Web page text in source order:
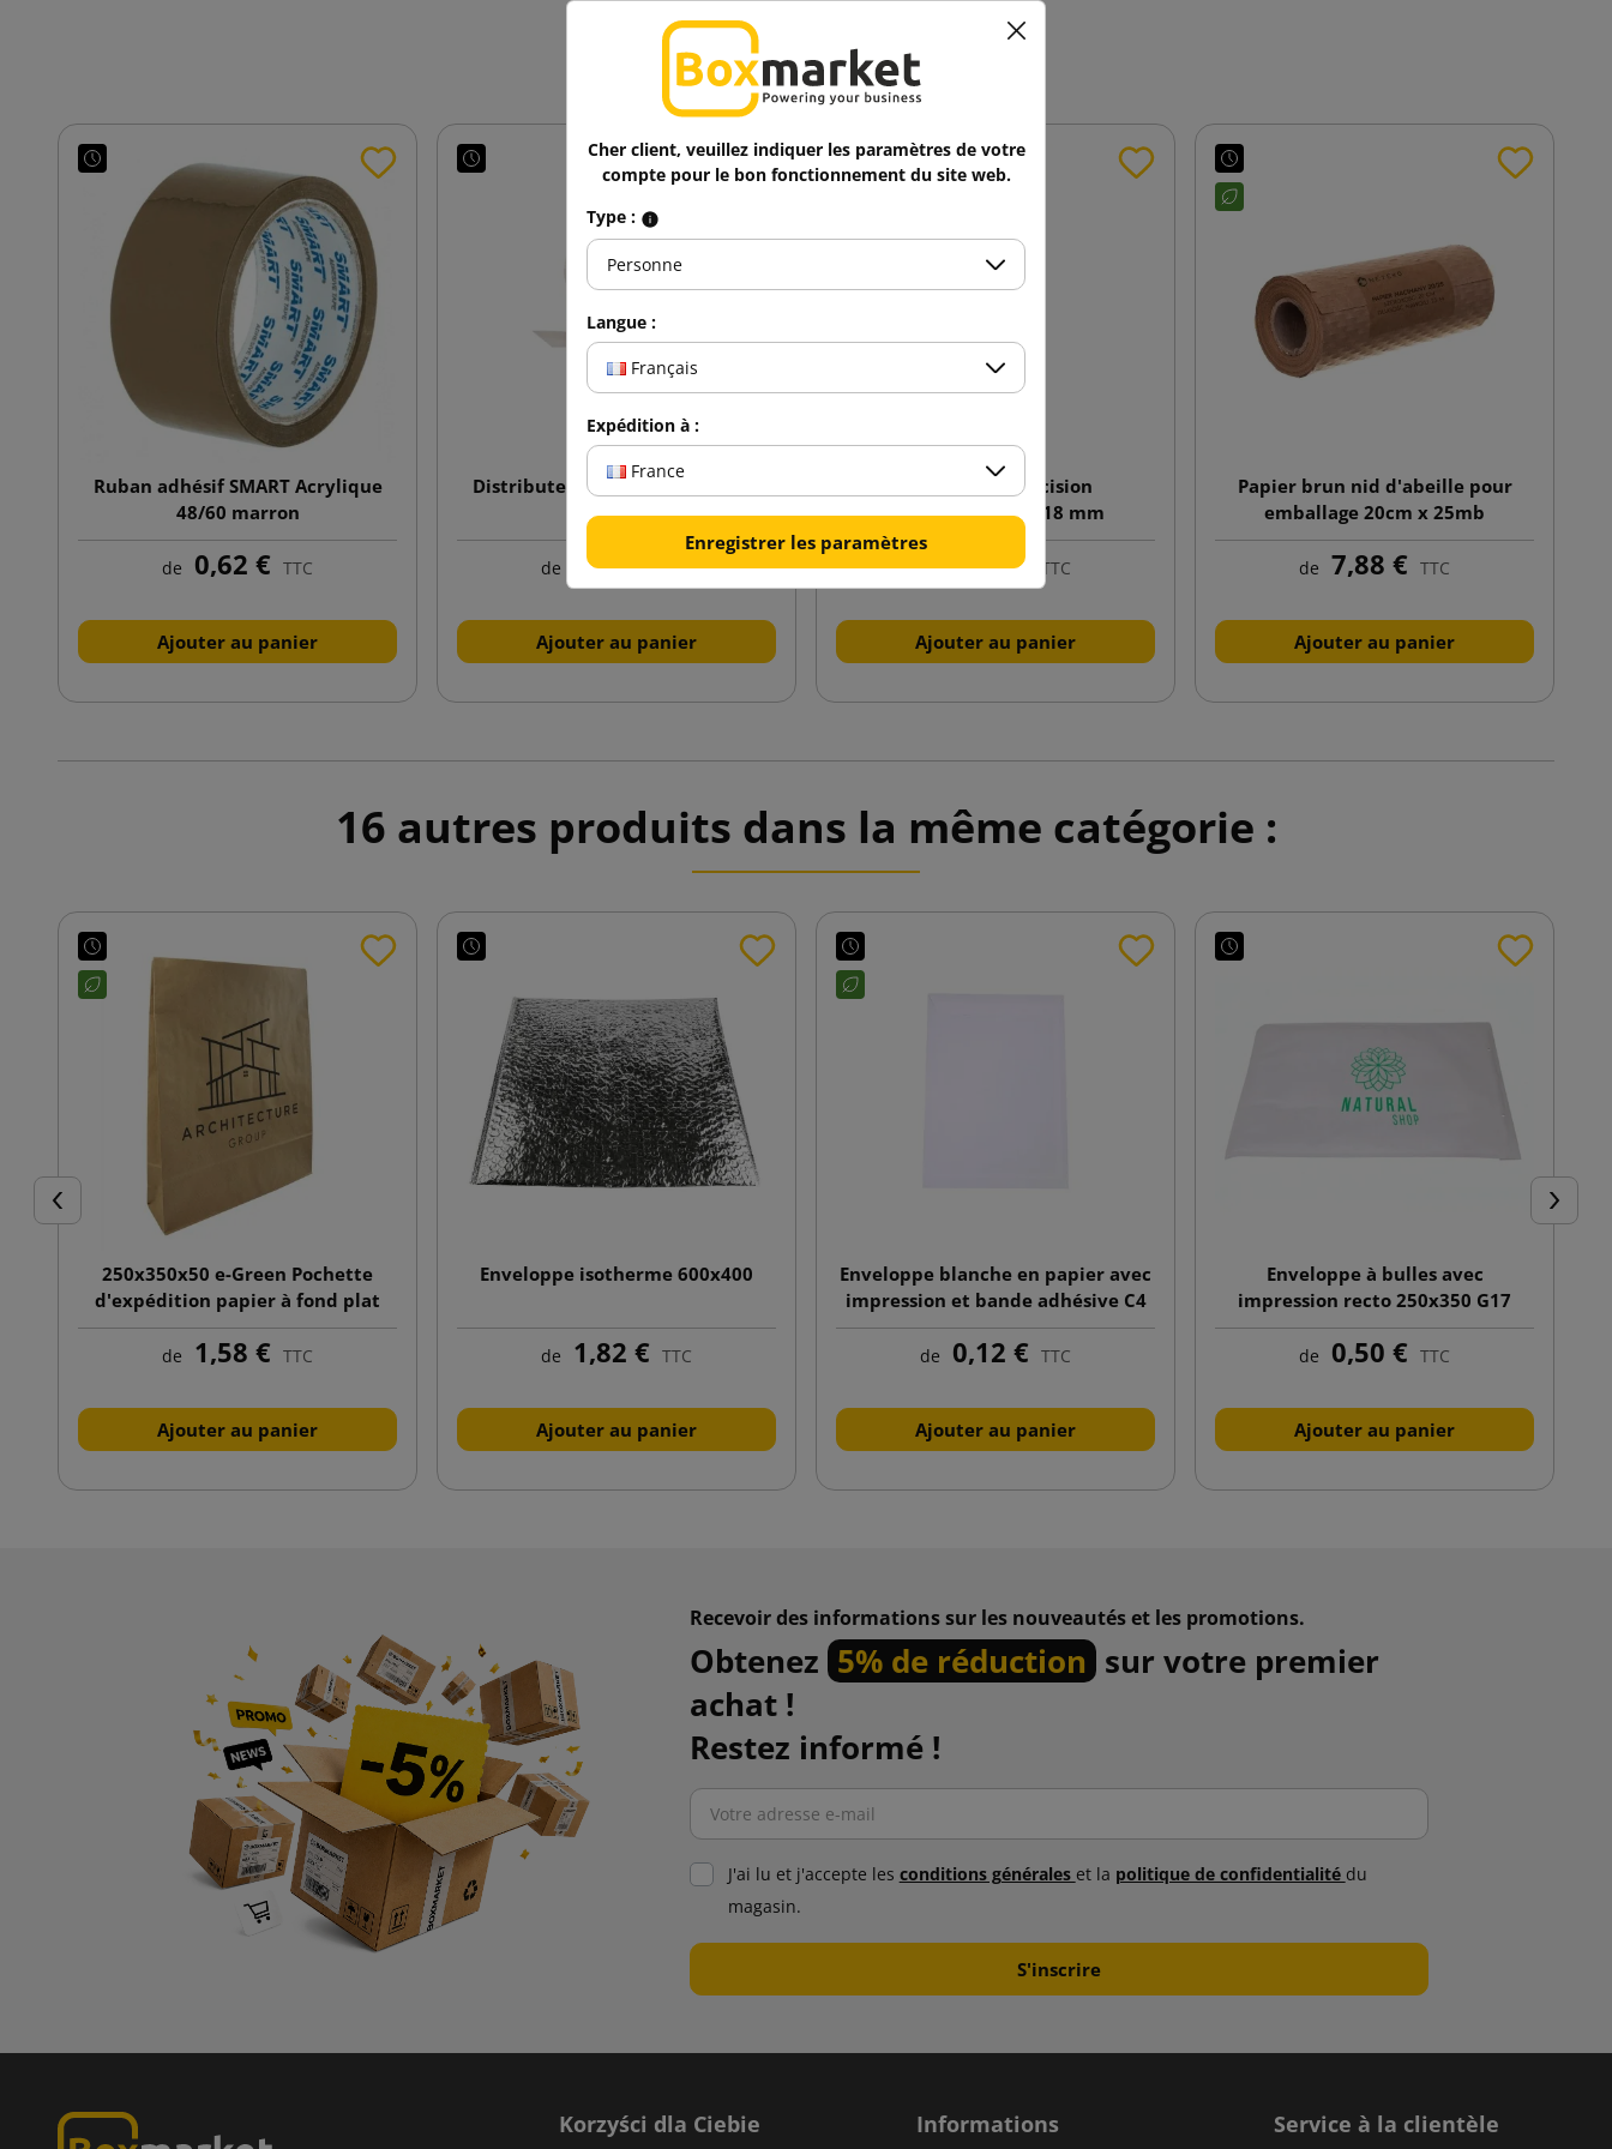
Vous aimerez aussi
Ruban adhésif SMART Acrylique
48/60 marron
de 0,62 € TTC
Ajouter au panier
Distributeur H11 pour ruban de
50mm
de 7,20 € TTC
Ajouter au panier
Couteau de précision
professionnel de 18 mm
de 4,66 € TTC
Ajouter au panier
Papier brun nid d'abeille pour
emballage 20cm x 25mb
de 7,88 € TTC
Ajouter au panier
16 autres produits dans la même catégorie :
Précédent Suivant
250x350x50 e-Green Pochette
d'expédition papier à fond plat
avec impression recto
de 1,58 € TTC
Ajouter au panier
Enveloppe isotherme 600x400
de 1,82 € TTC
Ajouter au panier
Enveloppe blanche en papier avec
impression et bande adhésive C4
229x324
de 0,12 € TTC
Ajouter au panier
Enveloppe à bulles avec
impression recto 250x350 G17
blanc
de 0,50 € TTC
Ajouter au panier
Recevoir des informations sur les nouveautés et les promotions.
Obtenez 5% de réduction sur votre premier
achat !
Restez informé !
J'ai lu et j'accepte les conditions générales et la politique de confidentialité du
magasin.
Korzyści dla Ciebie Informations Service à la clientèle
Cher client, veuillez indiquer les paramètres de votre
compte pour le bon fonctionnement du site web.
Type :
Personne
Langue :
Français
Expédition à :
France
Enregistrer les paramètres